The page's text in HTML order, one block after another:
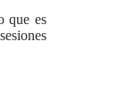
que es